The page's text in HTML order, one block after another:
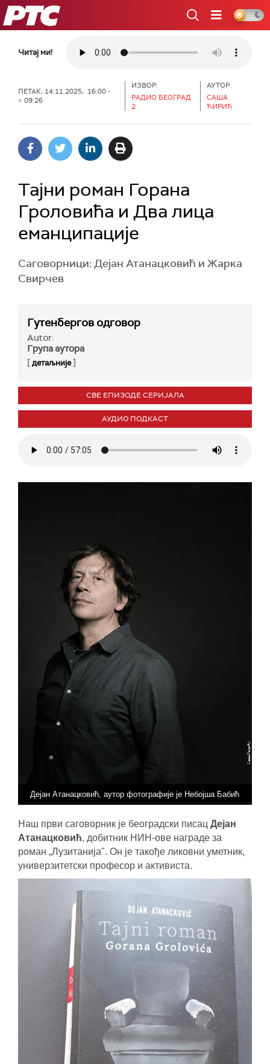
РТС
Читај ми!
ПЕТАК, 14.11.2025, 16:00 -
> 09:26
ИЗВОР:
РАДИО БЕОГРАД
2
АУТОР:
САША
ЋИРИЋ
Тајни роман Горана
Гроловића и Два лица
еманципације
Саговорници: Дејан Атанацковић и Жарка
Свирчев
Гутенбергов одговор
Autor:
Група аутора
[детаљније]
СВЕ ЕПИЗОДЕ СЕРИЈАЛА
АУДИО ПОДКАСТ
Дејан Атанацковић, аутор фотографије је Небојша Бабић
Наш први саговорник је београдски писац Дејан
Атанацковић, добитник НИН-ове награде за
роман „Лузитанија". Он је такође ликовни уметник,
универзитетски професор и активиста.